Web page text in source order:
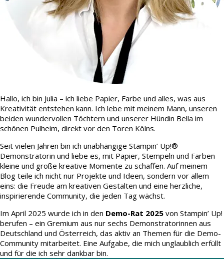
Hallo, ich bin Julia – ich liebe Papier, Farbe und alles, was aus
Kreativität entstehen kann. Ich lebe mit meinem Mann, unseren
beiden wundervollen Töchtern und unserer Hündin Bella im
schönen Pulheim, direkt vor den Toren Kölns.
Seit vielen Jahren bin ich unabhängige Stampin’ Up!®
Demonstratorin und liebe es, mit Papier, Stempeln und Farben
kleine und große kreative Momente zu schaffen. Auf meinem
Blog teile ich nicht nur Projekte und Ideen, sondern vor allem
eins: die Freude am kreativen Gestalten und eine herzliche,
inspirierende Community, die jeden Tag wächst.
Im April 2025 wurde ich in den Demo-Rat 2025 von Stampin’ Up!
berufen – ein Gremium aus nur sechs Demonstratorinnen aus
Deutschland und Österreich, das aktiv an Themen für die Demo-
Community mitarbeitet. Eine Aufgabe, die mich unglaublich erfüllt
und für die ich sehr dankbar bin.